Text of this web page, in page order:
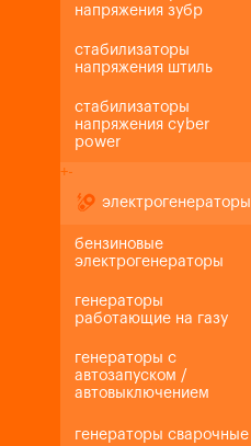
напряжения зубр
стабилизаторы
напряжения штиль
стабилизаторы
напряжения cyber
power
+-
электрогенераторы
бензиновые
электрогенераторы
генераторы
работающие на газу
генераторы с
автозапуском /
автовыключением
генераторы сварочные